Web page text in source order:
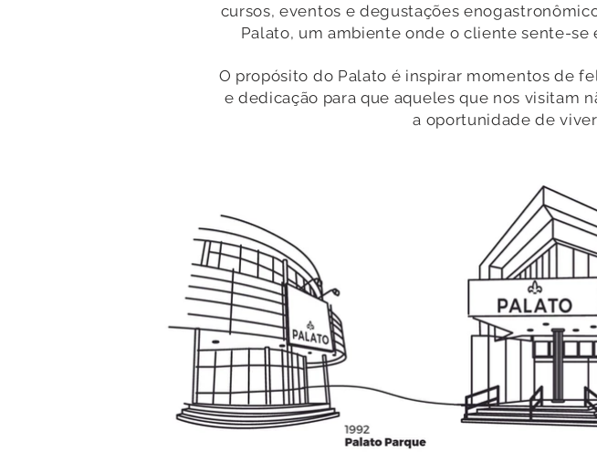
cursos, eventos e degustações
Palato, um ambiente onde o cliente sente-se
O propósito do Palato é inspirar momentos de
e dedicação para que aqueles que nos visitam
a oportunidade de